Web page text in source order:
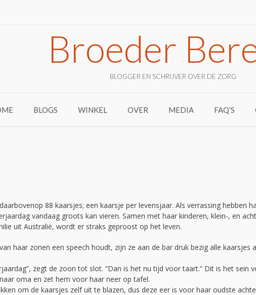
Broeder
BLOGGER EN SCHRIJVER OVER DE ZORG
BLOGS WINKEL OVER MEDIA FAQ’S
88 kaarsjes; een kaarsje per levensjaar. Als verrassing hebben
vandaag groots kan vieren. Samen met haar kinderen, klein-, en
uit Australië, wordt er straks geproost op het leven.
haar zonen een speech houdt, zijn ze aan de bar druk bezig alle kaarsjes
zegt de zoon tot slot. “Dan is het nu tijd voor taart.” Dit is het sein
oma en zet hem voor haar neer op tafel.
om de kaarsjes zelf uit te blazen, dus deze eer is voor haar oudste